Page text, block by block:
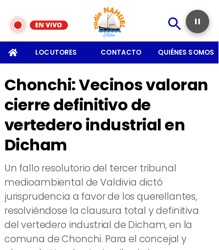
LOCUTORES CONTACTO QUIÉNES SOMOS
Chonchi: Vecinos valoran
cierre definitivo de
vertedero industrial en
Dicham
Un fallo resolutorio del tercer tribunal
medioambiental de Valdivia dictó
jurisprudencia a favor de los querellantes,
resolviéndose la clausura total y definitiva
del vertedero industrial de Dicham, en la
comuna de Chonchi. Para el concejal y